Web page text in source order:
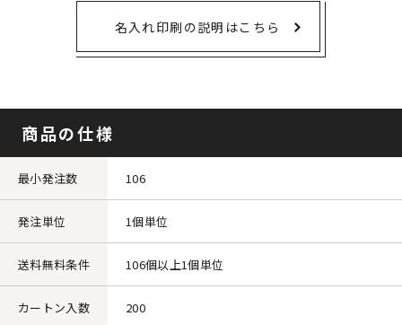
名入れ印刷の説明はこちら
商品の仕様
最小発注数 106
発注単位 1個単位
送料無料条件 106個以上1個単位
カートン入数 200